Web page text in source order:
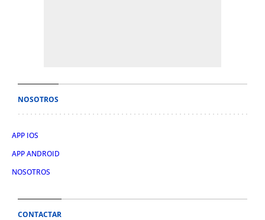
NOSOTROS
APP IOS
APP ANDROID
NOSOTROS
CONTACTAR